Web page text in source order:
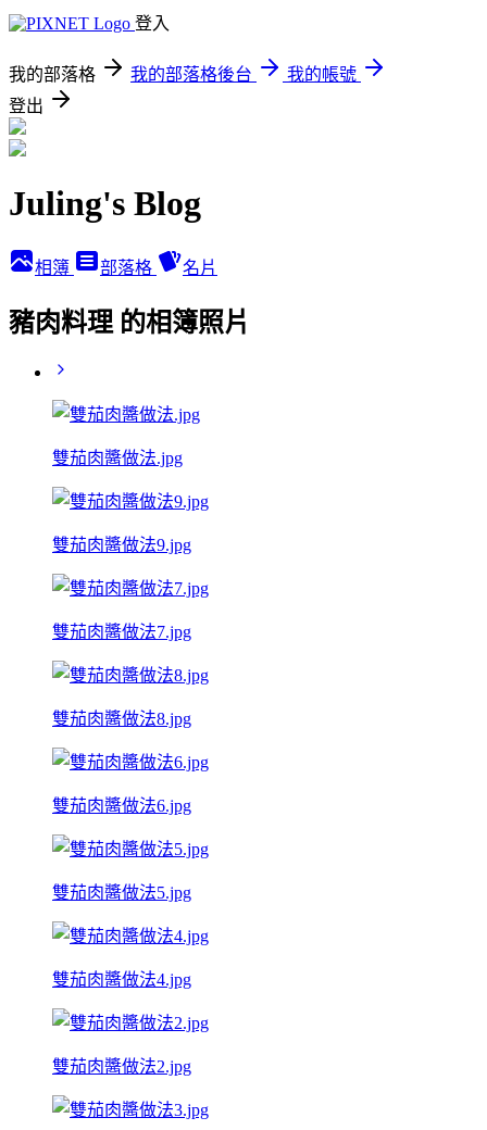
登入
我的部落格 我的部落格後台
我的帳號
登出
Juling's Blog
相簿 部落格 名片
豬肉料理 的相簿照片
雙茄肉醬做法.jpg
雙茄肉醬做法9.jpg
雙茄肉醬做法7.jpg
雙茄肉醬做法8.jpg
雙茄肉醬做法6.jpg
雙茄肉醬做法5.jpg
雙茄肉醬做法4.jpg
雙茄肉醬做法2.jpg